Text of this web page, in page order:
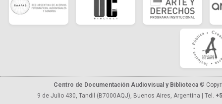
Centro de Documentación Audiovisual y Biblioteca ©
9 de Julio 430, Tandil (B7000AQJ), Buenos Aires, Argentina | Tel.